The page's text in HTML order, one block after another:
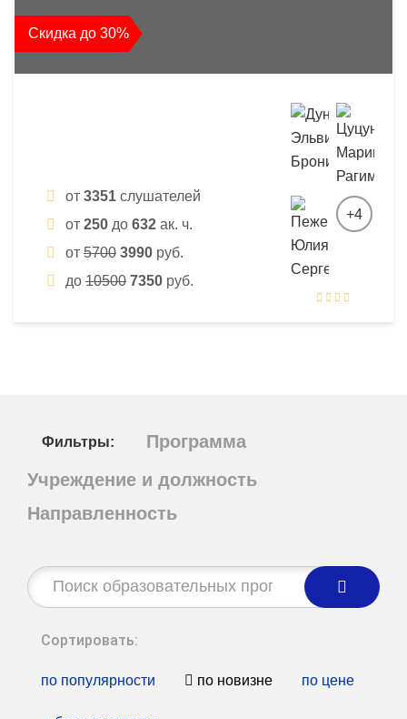
Скидка до 30%
от 3351 слушателей
от 250 до 632 ак. ч.
от 5700 3990 руб.
до 10500 7350 руб.
+4
Фильтры:
Программа
Учреждение и должность
Направленность
Строка
поиска:
Сортировать:
по популярности по новизне по цене